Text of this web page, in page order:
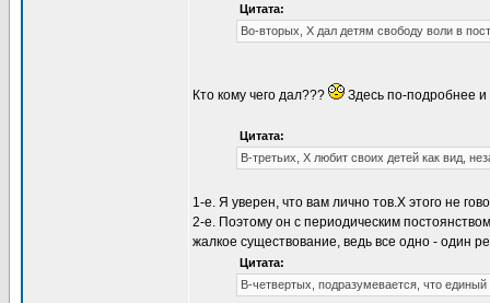
Цитата:
Во-вторых, Х дал детям свободу воли в
Кто кому чего дал??? Здесь по-подробнее и
Цитата:
В-третьих, Х любит своих детей как вид,
1-е. Я уверен, что вам лично тов.Х этого не
2-е. Поэтому он с периодическим
жалкое существование, ведь все одно - один
Цитата:
В-четвертых, подразумевается, что